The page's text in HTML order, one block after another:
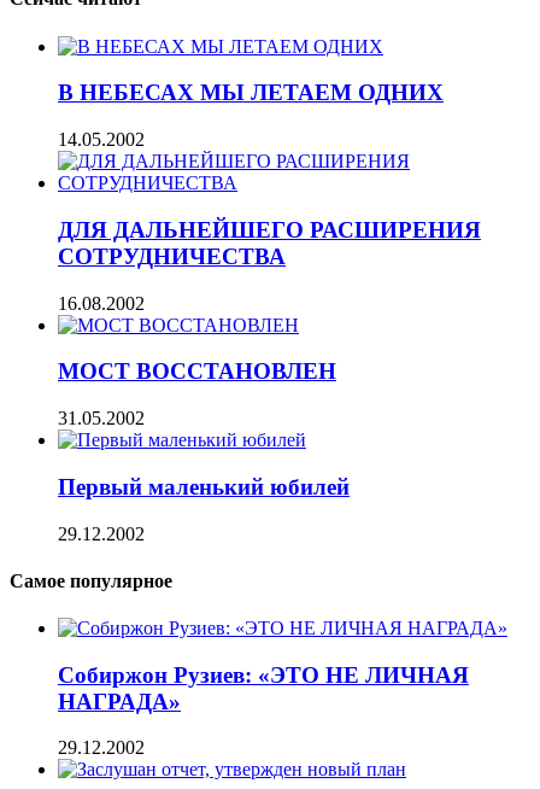
В НЕБЕСАХ МЫ ЛЕТАЕМ ОДНИХ
14.05.2002
ДЛЯ ДАЛЬНЕЙШЕГО РАСШИРЕНИЯ
СОТРУДНИЧЕСТВА
16.08.2002
МОСТ ВОССТАНОВЛЕН
31.05.2002
Первый маленький юбилей
29.12.2002
Самое популярное
Собиржон Рузиев: «ЭТО НЕ ЛИЧНАЯ
НАГРАДА»
29.12.2002